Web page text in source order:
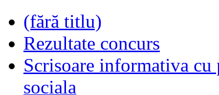
(fără titlu)
Rezultate concurs
Scrisoare informativa
sociala